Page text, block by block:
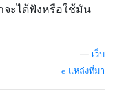
จะได้ฟังหรือใช้มัน
เว็บ
แหล่งที่มา